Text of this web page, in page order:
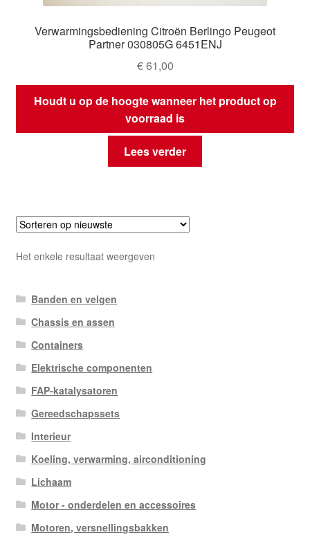
Verwarmingsbediening Citroën Berlingo Peugeot
Partner 030805G 6451ENJ
€61,00
Houdt u op de hoogte wanneer het product op
voorraad is
Lees verder
Het enkele resultaat weergeven
Banden en velgen
Chassis en assen
Containers
Elektrische componenten
FAP-katalysatoren
Gereedschapssets
Interieur
Koeling, verwarming, airconditioning
Lichaam
Motor - onderdelen en accessoires
Motoren, versnellingsbakken